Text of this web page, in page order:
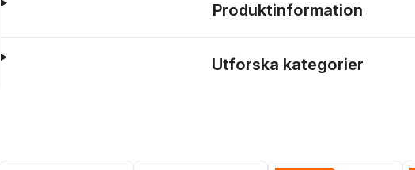
Produktinformation
Utforska kategorier